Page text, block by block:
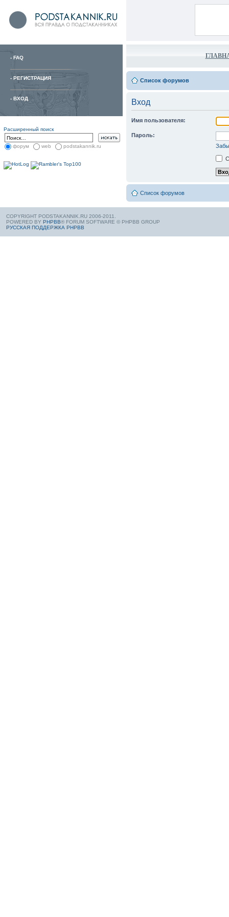
- FAQ
- РЕГИСТРАЦИЯ
- ВХОД
Расширенный поиск
форум web podstakannik.ru
Список форумов
Вход
Имя пользователя:
Пароль:
Список форумов
COPYRIGHT PODSTAKANNIK.RU 2006-2011.
POWERED BY PHPBB® FORUM SOFTWARE © PHPBB GROUP
РУССКАЯ ПОДДЕРЖКА PHPBB